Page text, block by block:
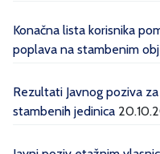
Konačna lista korisnika
poplava na stambenim
Rezultati Javnog poziva
stambenih jedinica